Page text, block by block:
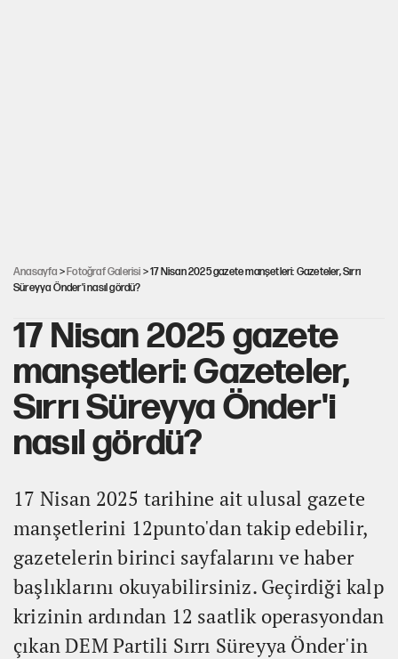
Anasayfa >Fotoğraf Galerisi > 17 Nisan 2025 gazete manşetleri: Gazeteler, Sırrı
Süreyya Önder'i nasıl gördü?
17 Nisan 2025 gazete
manşetleri: Gazeteler,
Sırrı Süreyya Önder'i
nasıl gördü?
17 Nisan 2025 tarihine ait ulusal gazete
manşetlerini 12punto'dan takip edebilir,
gazetelerin birinci sayfalarını ve haber
başlıklarını okuyabilirsiniz. Geçirdiği kalp
krizinin ardından 12 saatlik operasyondan
çıkan DEM Partili Sırrı Süreyya Önder'in